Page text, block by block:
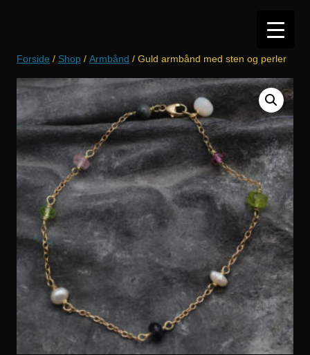
Forside / Shop / Armbånd / Guld armbånd med sten og perler